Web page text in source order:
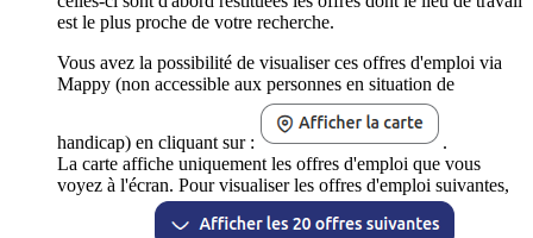
est le plus proche de votre recherche.
Vous avez la possibilité de visualiser ces offres d'emploi via
Mappy (non accessible aux personnes en situation de
handicap) en cliquant sur :
.
La carte affiche uniquement les offres d'emploi que vous
voyez à l'écran. Pour visualiser les offres d'emploi suivantes,